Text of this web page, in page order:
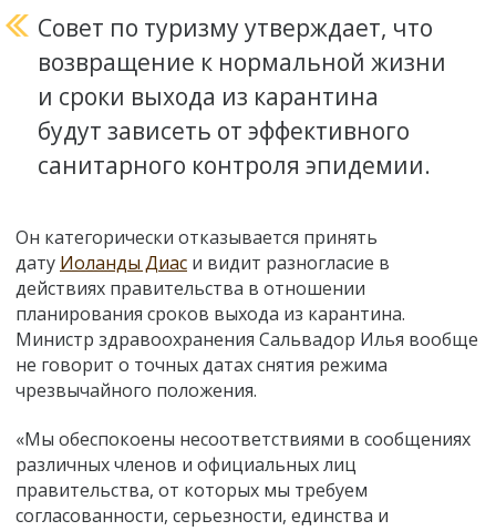
Совет по туризму утверждает, что
возвращение к нормальной жизни
и сроки выхода из карантина
будут зависеть от эффективного
санитарного контроля эпидемии.
Он категорически отказывается принять
дату Иоланды Диас и видит разногласие в
действиях правительства в отношении
планирования сроков выхода из карантина.
Министр здравоохранения Сальвадор Илья вообще
не говорит о точных датах снятия режима
чрезвычайного положения.
«Мы обеспокоены несоответствиями в сообщениях
различных членов и официальных лиц
правительства, от которых мы требуем
согласованности, серьезности, единства и